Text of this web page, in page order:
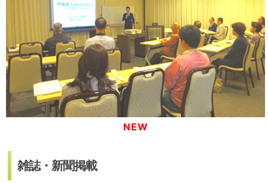
NEW
雑誌・新聞掲載